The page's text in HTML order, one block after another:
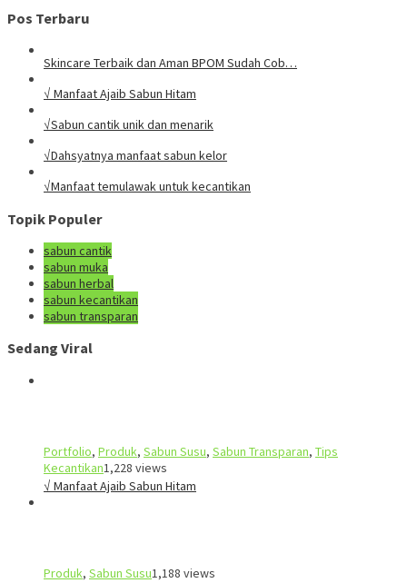
Pos Terbaru
Skincare Terbaik dan Aman BPOM Sudah Cob…
√ Manfaat Ajaib Sabun Hitam
√Sabun cantik unik dan menarik
√Dahsyatnya manfaat sabun kelor
√Manfaat temulawak untuk kecantikan
Topik Populer
sabun cantik
sabun muka
sabun herbal
sabun kecantikan
sabun transparan
Sedang Viral
Portfolio, Produk, Sabun Susu, Sabun Transparan, Tips
Kecantikan1,228 views
√ Manfaat Ajaib Sabun Hitam
Produk, Sabun Susu1,188 views